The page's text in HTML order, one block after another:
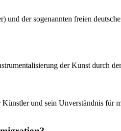
der sogenannten freien
der Kunst durch
und sein Unverständnis für